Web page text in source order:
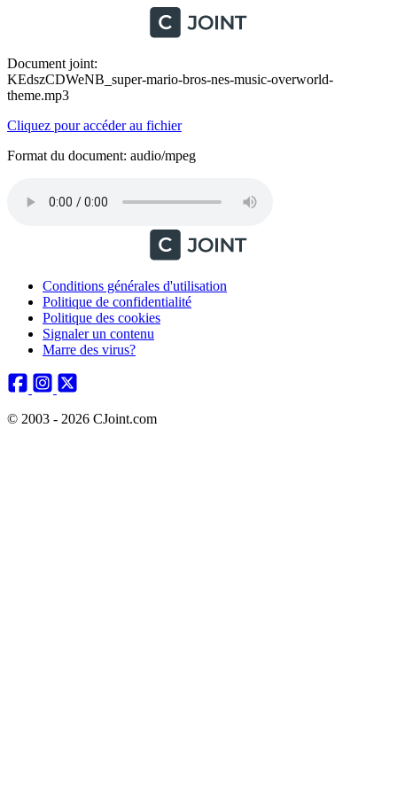
Document joint:
KEdszCDWeNB_super-mario-bros-nes-music-overworld-
theme.mp3
Cliquez pour accéder au fichier
Format du document: audio/mpeg
Conditions générales d'utilisation
Politique de confidentialité
Politique des cookies
Signaler un contenu
Marre des virus?
© 2003 - 2026 CJoint.com